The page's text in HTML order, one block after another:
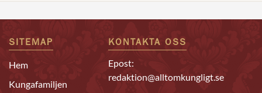
SITEMAP
Hem
Kungafamiljen
KONTAKTA OSS
Epost:
redaktion@alltomkungligt.se